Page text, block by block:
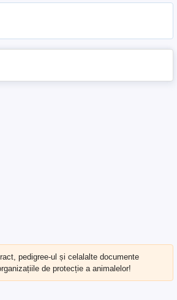
pedigree-ul și celalalte documente
de protecție a animalelor!